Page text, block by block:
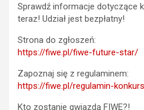
Sprawdź informacje dotyczące
teraz! Udział jest bezpłatny!
Strona do zgłoszeń:
https://fiwe.pl/fiwe-future-star/
Zapoznaj się z regulaminem:
https://fiwe.pl/regulamin-
Kto zostanie gwiazdą FIWE?!